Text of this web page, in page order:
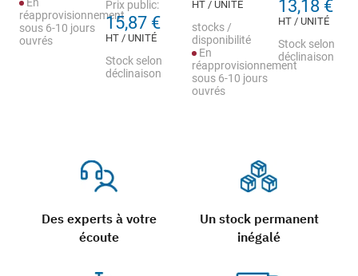
Des experts à votre
écoute
Un stock permanent
inégalé
réapprovisionnement
sous 6-10 jours
ouvrés
Prix public:
15,87 €
HT / UNITÉ
Stock selon
déclinaison
HT / UNITÉ
stocks /
disponibilité
En
réapprovisionnement
sous 6-10 jours
ouvrés
13,18 €
HT / UNITÉ
Stock selon
déclinaison